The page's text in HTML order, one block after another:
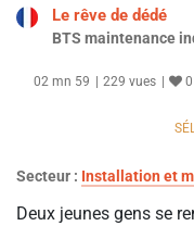
Le rêve de dédé
BTS maintenance
02 mn 59 229 vues 0
Secteur : Installation et
Deux jeunes gens se